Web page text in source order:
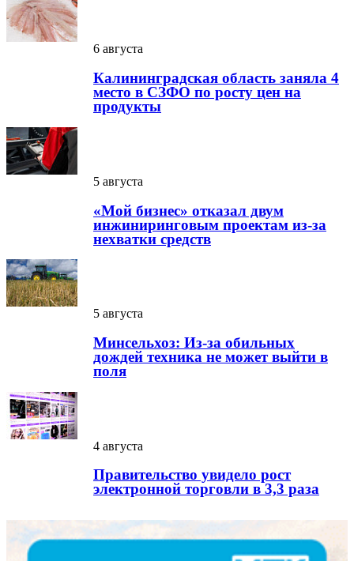
6 августа
Калининградская область заняла 4
место в СЗФО по росту цен на
продукты
5 августа
«Мой бизнес» отказал двум
инжиниринговым проектам из-за
нехватки средств
5 августа
Минсельхоз: Из-за обильных
дождей техника не может выйти в
поля
4 августа
Правительство увидело рост
электронной торговли в 3,3 раза